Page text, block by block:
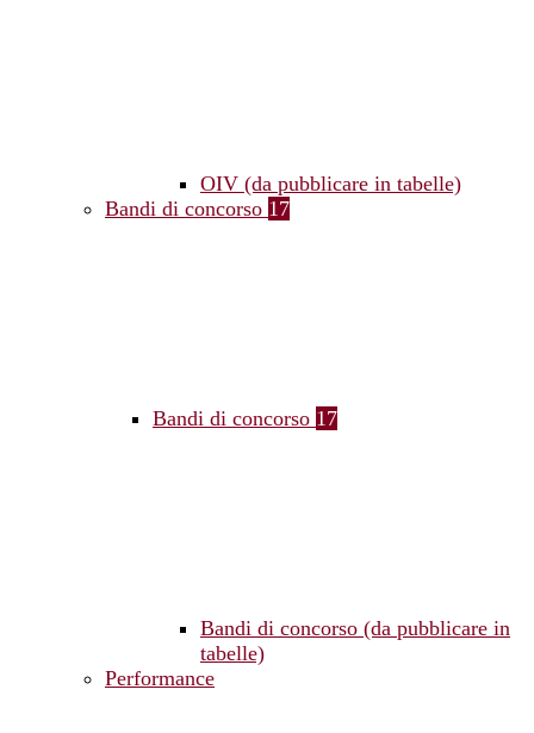
OIV (da pubblicare in tabelle)
Bandi di concorso 17
Bandi di concorso 17
Bandi di concorso (da pubblicare in
tabelle)
Performance